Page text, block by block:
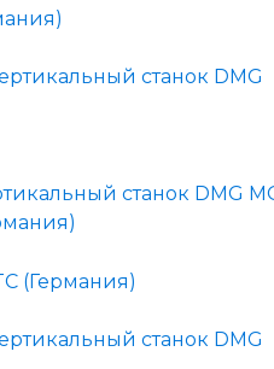
станок DMG